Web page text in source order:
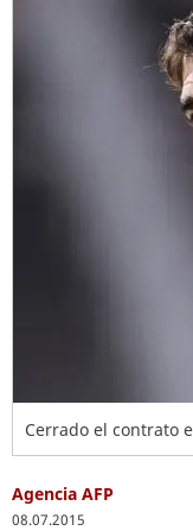
Cerrado el contrato
Agencia AFP
08.07.2015